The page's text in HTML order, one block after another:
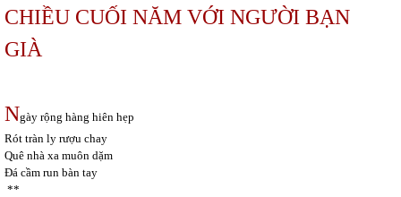
CHIỀU CUỐI NĂM VỚI NGƯỜI BẠN
GIÀ
Ngày rộng hàng hiên hẹp
Rót tràn ly rượu chay
Quê nhà xa muôn dặm
Đá cầm run bàn tay
**